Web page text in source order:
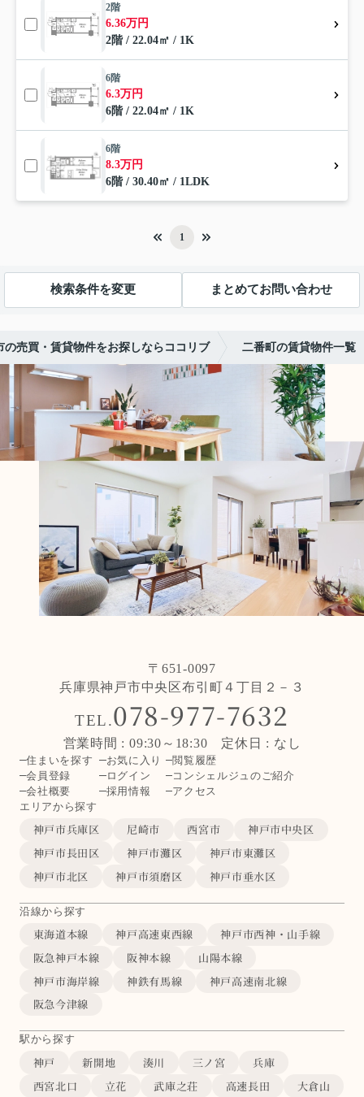
2階
6.36万円
2階 / 22.04㎡ / 1K
6階
6.3万円
6階 / 22.04㎡ / 1K
6階
8.3万円
6階 / 30.40㎡ / 1LDK
1
検索条件を変更 まとめてお問い合わせ
の売買・賃貸物件をお探しならココリブ 二番町の賃貸物件一覧
〒651-0097
兵庫県神戸市中央区布引町４丁目２－３
TEL.078-977-7632
営業時間 : 09:30～18:30 定休日 : なし
住まいを探す お気に入り
閲覧履歴
会員登録
ログイン
コンシェルジュのご紹介
会社概要
採用情報
アクセス
エリアから探す
神戸市兵庫区 尼崎市 西宮市
神戸市中央区
神戸市長田区
神戸市灘区
神戸市東灘区
神戸市北区
神戸市須磨区 神戸市垂水区
沿線から探す
東海道本線 神戸高速東西線
神戸市西神・山手線
阪急神戸本線
阪神本線
山陽本線
神戸市海岸線
神鉄有馬線
神戸高速南北線
阪急今津線
駅から探す
神戸 新開地 湊川 三ノ宮
兵庫
西宮北口
立花 武庫之荘 高速長田 大倉山